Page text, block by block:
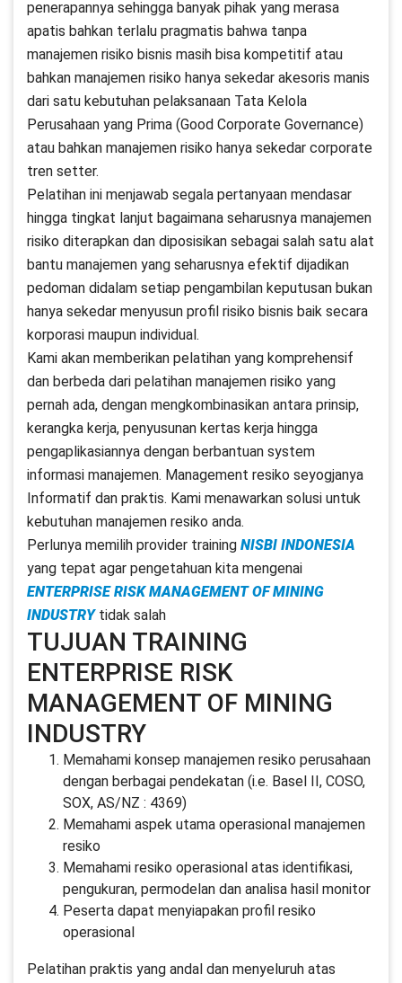
penerapannya sehingga banyak pihak yang merasa
apatis bahkan terlalu pragmatis bahwa tanpa
manajemen risiko bisnis masih bisa kompetitif atau
bahkan manajemen risiko hanya sekedar akesoris manis
dari satu kebutuhan pelaksanaan Tata Kelola
Perusahaan yang Prima (Good Corporate Governance)
atau bahkan manajemen risiko hanya sekedar corporate
tren setter.
Pelatihan ini menjawab segala pertanyaan mendasar
hingga tingkat lanjut bagaimana seharusnya manajemen
risiko diterapkan dan diposisikan sebagai salah satu alat
bantu manajemen yang seharusnya efektif dijadikan
pedoman didalam setiap pengambilan keputusan bukan
hanya sekedar menyusun profil risiko bisnis baik secara
korporasi maupun individual.
Kami akan memberikan pelatihan yang komprehensif
dan berbeda dari pelatihan manajemen risiko yang
pernah ada, dengan mengkombinasikan antara prinsip,
kerangka kerja, penyusunan kertas kerja hingga
pengaplikasiannya dengan berbantuan system
informasi manajemen. Management resiko seyogjanya
Informatif dan praktis. Kami menawarkan solusi untuk
kebutuhan manajemen resiko anda.
Perlunya memilih provider training NISBI INDONESIA
yang tepat agar pengetahuan kita mengenai
ENTERPRISE RISK MANAGEMENT OF MINING
INDUSTRYtidak salah
TUJUAN TRAINING
ENTERPRISE RISK
MANAGEMENT OF MINING
INDUSTRY
Memahami konsep manajemen resiko perusahaan
dengan berbagai pendekatan (i.e. Basel II, COSO,
SOX, AS/NZ : 4369)
Memahami aspek utama operasional manajemen
resiko
Memahami resiko operasional atas identifikasi,
pengukuran, permodelan dan analisa hasil monitor
Peserta dapat menyiapakan profil resiko
operasional
Pelatihan praktis yang andal dan menyeluruh atas